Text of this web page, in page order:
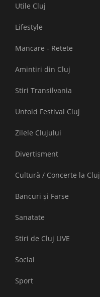
Utile Cluj
Lifestyle
Mancare - Retete
Amintiri din Cluj
Stiri Transilvania
Untold Festival Cluj
Zilele Clujului
Divertisment
Cultură / Concerte la Cluj
Bancuri și Farse
Sanatate
Stiri de Cluj LIVE
Social
Sport